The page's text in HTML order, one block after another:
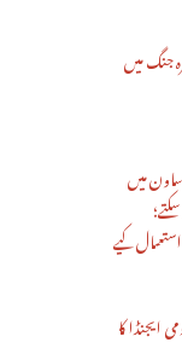
میں
میں
کیے
ایجنڈا کا